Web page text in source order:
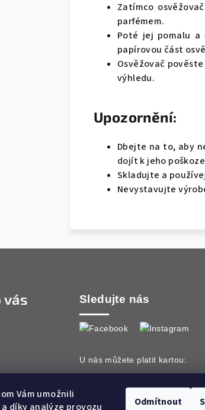
Vám umožnili
díky analýze provozu
Odmítnout
Zatímco
parfémem.
Poté jej pomalu
papírovou část
Osvěžovač
výhledu.
Upozornění:
Dbejte na to, aby
dojít k jeho
Skladujte a
Nevystavujte
vás Sledujte nás
U nás můžete platit kartou: